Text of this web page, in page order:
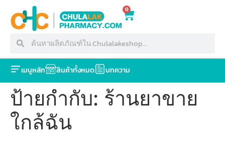
0
เมนูหลัก สินค้าทั้งหมด บทความ
ป้ายกำกับ: ร้านยาขาย
ใกล้ฉัน